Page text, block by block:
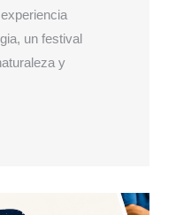
un festival
y